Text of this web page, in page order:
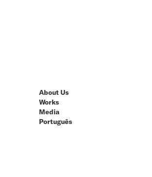
About Us
Works
Media
Português